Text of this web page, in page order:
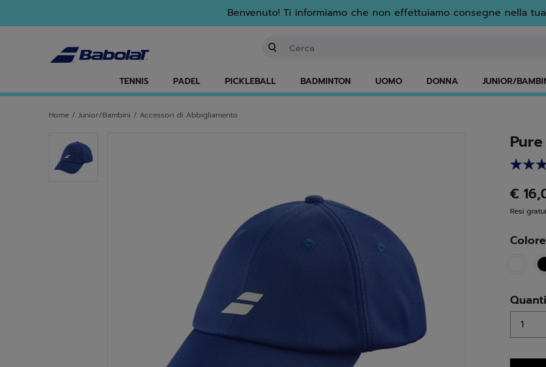
Benvenuto! Ti informiamo che non effettuiamo consegne nella
TENNIS PADEL PICKLEBALL BADMINTON UOMO DONNA JUNIOR/
Home / Junior/Bambini / Accessori di Abbigliamento
€
Resi
Colore